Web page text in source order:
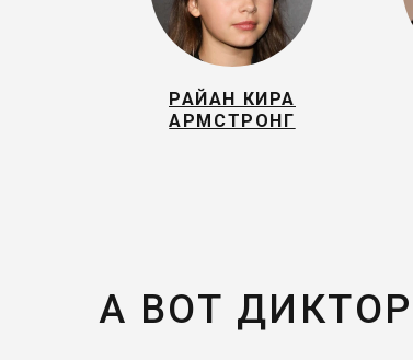
РАЙАН КИРА
АРМСТРОНГ
А ВОТ